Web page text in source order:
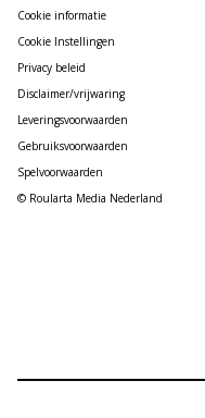
Cookie informatie
Cookie Instellingen
Privacy beleid
Disclaimer/vrijwaring
Leveringsvoorwaarden
Gebruiksvoorwaarden
Spelvoorwaarden
© Roularta Media Nederland